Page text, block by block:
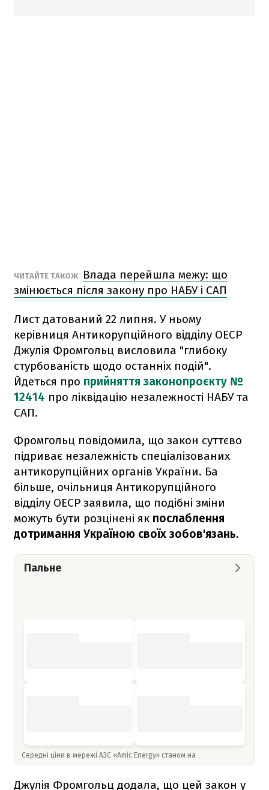
ЧИТАЙТЕ ТАКОЖ
Влада перейшла межу: що
змінюється після закону про НАБУ і САП
Лист датований 22 липня. У ньому
керівниця Антикорупційного відділу ОЕСР
Джулія Фромгольц висловила "глибоку
стурбованість щодо останніх подій".
Йдеться про прийняття законопроєкту №
12414 про ліквідацію незалежності НАБУ та
САП.
Фромгольц повідомила, що закон суттєво
підриває незалежність спеціалізованих
антикорупційних органів України. Ба
більше, очільниця Антикорупційного
відділу ОЕСР заявила, що подібні зміни
можуть бути розцінені як послаблення
дотримання Україною своїх зобов'язань.
Пальне
Середні ціни в мережі АЗС «Amic Energy» станом на
Джулія Фромгольц додала, що цей закон у